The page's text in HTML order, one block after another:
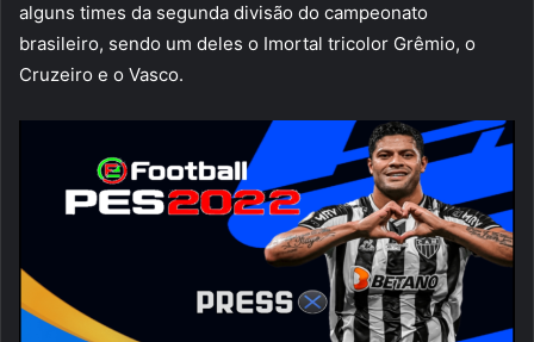
alguns times da segunda divisão do campeonato
brasileiro, sendo um deles o Imortal tricolor Grêmio, o
Cruzeiro e o Vasco.